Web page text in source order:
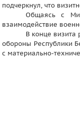
подчеркнул, что
Общаясь с
взаимодействие
В конце визита
обороны Республики
с материально-